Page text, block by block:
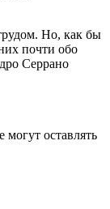
Но, как бы
почти обо
Серрано
могут оставлять